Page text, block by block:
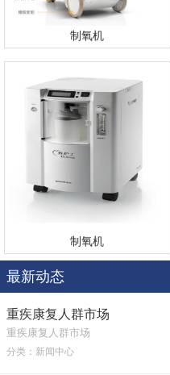
制氧机
制氧机
最新动态
重疾康复人群市场
重疾康复人群市场
分类：新闻中心